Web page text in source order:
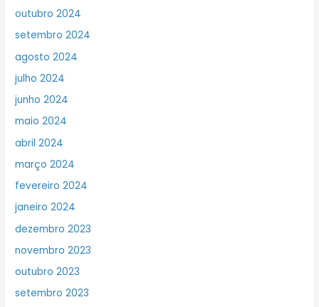
outubro 2024
setembro 2024
agosto 2024
julho 2024
junho 2024
maio 2024
abril 2024
março 2024
fevereiro 2024
janeiro 2024
dezembro 2023
novembro 2023
outubro 2023
setembro 2023